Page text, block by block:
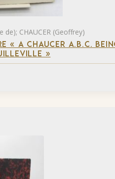
de); CHAUCER (Geoffrey)
« A CHAUCER A.B.C.
»